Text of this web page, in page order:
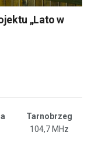
„Lato w
Tarnobrzeg
104,7 MHz